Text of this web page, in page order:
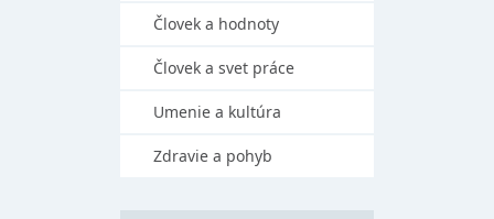
Človek a hodnoty
Človek a svet práce
Umenie a kultúra
Zdravie a pohyb